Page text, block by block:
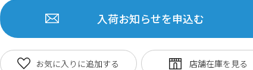
入荷お知らせを申込む
お気に入りに追加する